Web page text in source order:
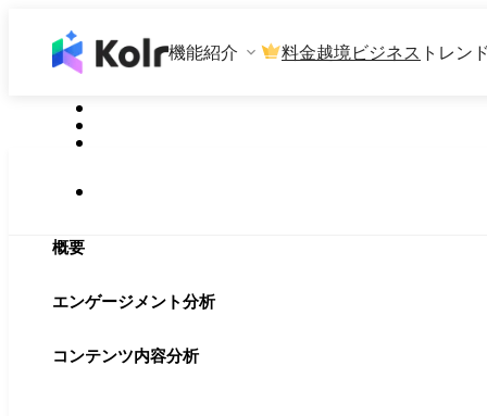
機能紹介 料金越境ビジネス トレン
概要
エンゲージメント分析
コンテンツ内容分析